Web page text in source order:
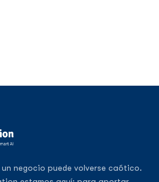
negocio puede volverse caótico.